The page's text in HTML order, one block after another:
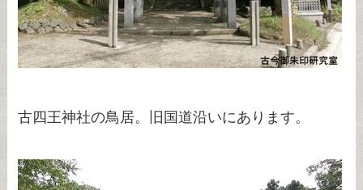
古四王神社の鳥居。旧国道沿いにあります。